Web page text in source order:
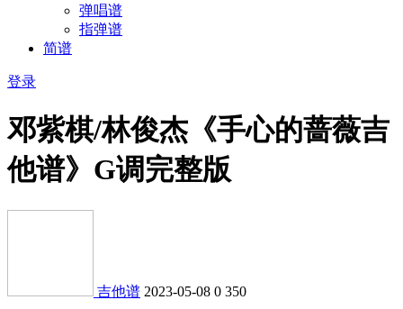
弹唱谱
指弹谱
简谱
登录
邓紫棋/林俊杰《手心的蔷薇吉
他谱》G调完整版
吉他谱 2023-05-08 0 350